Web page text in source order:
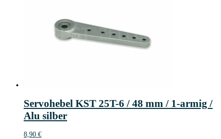
Servohebel KST 25T-6 / 48 mm / 1-armig /
Alu silber
8,90 €